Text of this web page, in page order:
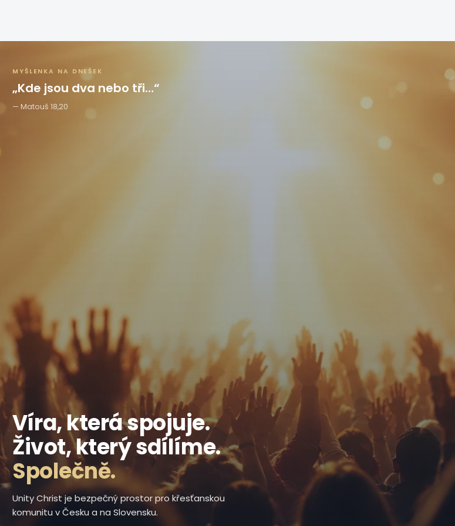
Víra, která spojuje.
Život, který sdílíme.
Společně.
Unity Christ je bezpečný prostor pro křesťanskou
komunitu v Česku a na Slovensku.
MYŠLENKA NA DNEŠEK
„Kde jsou dva nebo tři…“
Matouš 18,20